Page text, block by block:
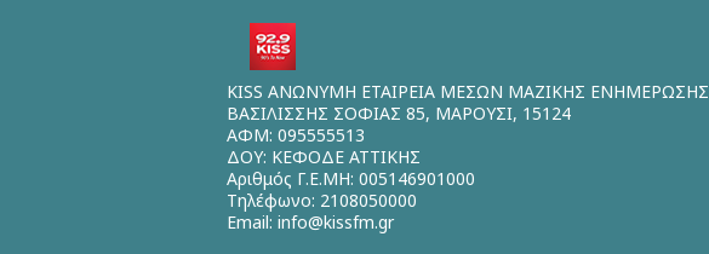
KISS ΑΝΩΝΥΜΗ ΕΤΑΙΡΕΙΑ ΜΕΣΩΝ ΜΑΖΙΚΗΣ ΕΝΗΜΕΡΩΣΗΣ
ΒΑΣΙΛΙΣΣΗΣ ΣΟΦΙΑΣ 85, ΜΑΡΟΥΣΙ, 15124
ΑΦΜ: 095555513
ΔΟΥ: ΚΕΦΟΔΕ ΑΤΤΙΚΗΣ
Αριθμός Γ.Ε.ΜΗ: 005146901000
Τηλέφωνο: 2108050000
Email: info@kissfm.gr